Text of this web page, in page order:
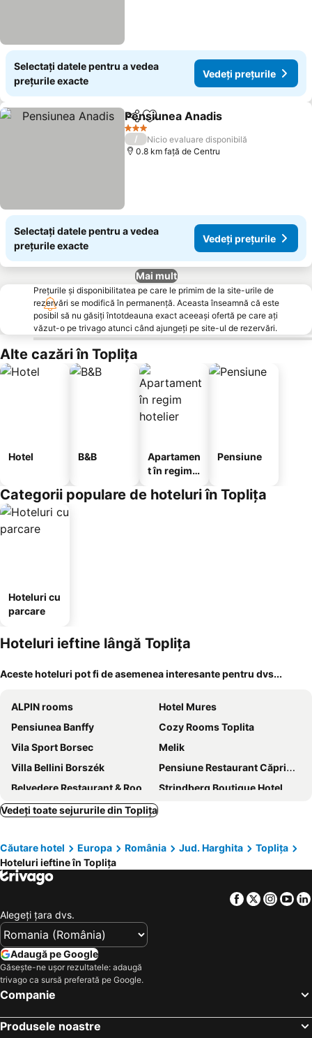
Selectați datele pentru a vedea
prețurile exacte
Vedeți prețurile
DistribuițiAdăugaţi la favorite
Pensiunea Anadis
3 Stele
/
Nicio evaluare disponibilă
0.8 km faţă de Centru
Selectați datele pentru a vedea
prețurile exacte
Vedeți prețurile
Mai mult
Prețurile și disponibilitatea pe care le primim de la site-urile de
rezervări se modifică în permanență. Aceasta înseamnă că este
posibil să nu găsiți întotdeauna exact aceeași ofertă pe care ați
văzut-o pe trivago atunci când ajungeți pe site-ul de rezervări.
Alte cazări în Topliţa
Hotel B&B
Apartamen
t în regim
Pensiune
Categorii populare de hoteluri în Topliţa
Hoteluri cu
parcare
Hoteluri ieftine lângă Topliţa
Aceste hoteluri pot fi de asemenea interesante pentru dvs...
ALPIN rooms
Hotel Mures
Pensiunea Banffy
Cozy Rooms Toplita
Vila Sport Borsec
Melik
Villa Bellini Borszék
Pensiune Restaurant Căprioara Toplița
Belvedere Restaurant & Rooms
Strindberg Boutique Hotel
La Casieru
Vila Bradul
Vila Borsec
Vedeți toate sejururile din Topliţa
Căutare hotel Europa România Jud. Harghita
Topliţa
Hoteluri ieftine în Topliţa
Facebook
Twitter
Alegeţi ţara dvs.
Adaugă pe Google
Găsește-ne ușor rezultatele: adaugă
trivago ca sursă preferată pe Google.
Companie
Produsele noastre